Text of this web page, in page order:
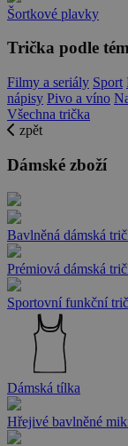
Šortkové plavky
Trička podle
Filmy a seriály Sport
nápisy Pivo a víno
Všechna trička
zpět
Dámské zboží
Bavlněná dámská
Prémiová dámská
Sportovní funkční
Dámská tílka
Hřejivé bavlněné